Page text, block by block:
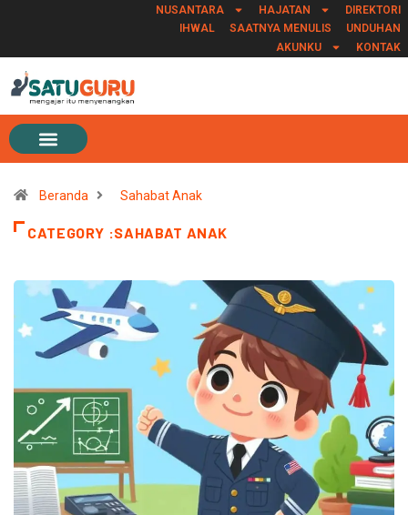
NUSANTARA HAJATAN
DIREKTORI
IHWAL
SAATNYA MENULIS
UNDUHAN
AKUNKU
KONTAK
Beranda Sahabat Anak
CATEGORY :SAHABAT ANAK